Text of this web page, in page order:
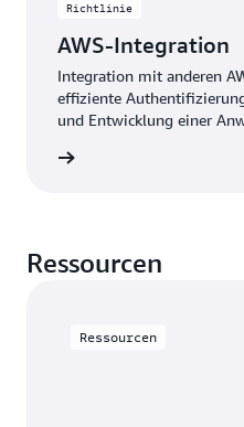
Richtlinie
AWS-Integration
Integration mit anderen
effiziente
und Entwicklung einer
Ressourcen
Ressourcen